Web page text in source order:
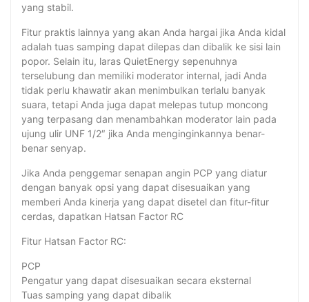
yang stabil.
Fitur praktis lainnya yang akan Anda hargai jika Anda kidal
adalah tuas samping dapat dilepas dan dibalik ke sisi lain
popor. Selain itu, laras QuietEnergy sepenuhnya
terselubung dan memiliki moderator internal, jadi Anda
tidak perlu khawatir akan menimbulkan terlalu banyak
suara, tetapi Anda juga dapat melepas tutup moncong
yang terpasang dan menambahkan moderator lain pada
ujung ulir UNF 1/2″ jika Anda menginginkannya benar-
benar senyap.
Jika Anda penggemar senapan angin PCP yang diatur
dengan banyak opsi yang dapat disesuaikan yang
memberi Anda kinerja yang dapat disetel dan fitur-fitur
cerdas, dapatkan Hatsan Factor RC
Fitur Hatsan Factor RC:
PCP
Pengatur yang dapat disesuaikan secara eksternal
Tuas samping yang dapat dibalik